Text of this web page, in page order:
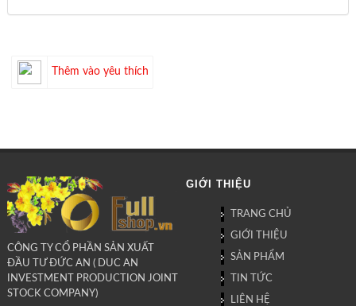
Thêm vào yêu thích
CÔNG TY CỔ PHẦN SẢN XUẤT
ĐẦU TƯ ĐỨC AN ( DUC AN
INVESTMENT PRODUCTION JOINT
STOCK COMPANY)
GIỚI THIỆU
TRANG CHỦ
GIỚI THIỆU
SẢN PHẨM
TIN TỨC
LIÊN HỆ